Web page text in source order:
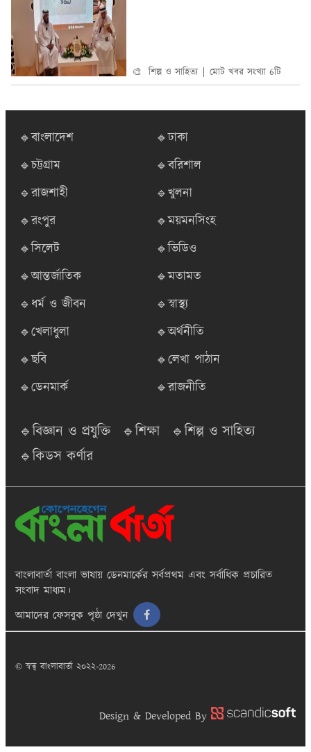
🎨 শিল্প ও সাহিত্য মোট খবর সংখ্যা 6টি
🔹বাংলাদেশ
🔹ঢাকা
🔹চট্টগ্রাম
🔹বরিশাল
🔹রাজশাহী
🔹খুলনা
🔹রংপুর
🔹ময়মনসিংহ
🔹সিলেট
🔹ভিডিও
🔹আন্তর্জাতিক
🔹মতামত
🔹ধর্ম ও জীবন
🔹স্বাস্থ্য
🔹খেলাধুলা
🔹অর্থনীতি
🔹ছবি
🔹লেখা পাঠান
🔹ডেনমার্ক
🔹রাজনীতি
🔹বিজ্ঞান ও প্রযুক্তি 🔹শিক্ষা
🔹শিল্প ও সাহিত্য
🔹কিডস কর্ণার
বাংলাবার্তা বাংলা ভাষায় ডেনমার্কের সর্বপ্রথম এবং সর্বাধিক প্রচারিত
সংবাদ মাধ্যম।
আমাদের ফেসবুক পৃষ্ঠা দেখুন
© স্বত্ব বাংলাবার্তা ২০২২-2026
Design & Developed By